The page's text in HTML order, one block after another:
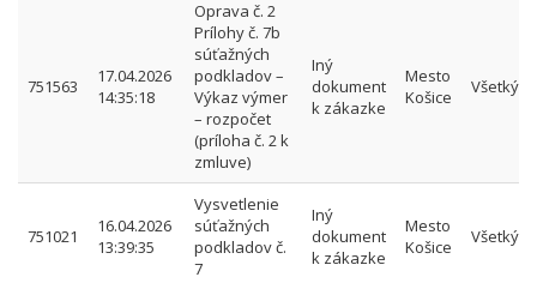
751563
17.04.2026
14:35:18
Oprava č. 2
Prílohy č. 7b
súťažných
podkladov –
Výkaz výmer
– rozpočet
(príloha č. 2 k
zmluve)
Iný
dokument
k zákazke
Mesto
Košice
Všetkým
751021
16.04.2026
13:39:35
Vysvetlenie
súťažných
podkladov č.
7
Iný
dokument
k zákazke
Mesto
Košice
Všetkým